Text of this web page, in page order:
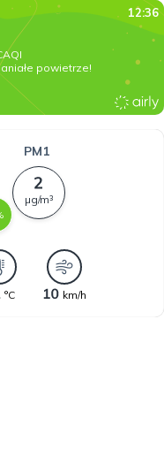
12:36
powietrze!
PM1
µg/m³
°C km/h